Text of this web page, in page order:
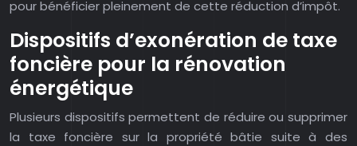
pour bénéficier pleinement de cette réduction d’impôt.
Dispositifs d’exonération de taxe
foncière pour la rénovation
énergétique
Plusieurs dispositifs permettent de réduire ou supprimer
la taxe foncière sur la propriété bâtie suite à des